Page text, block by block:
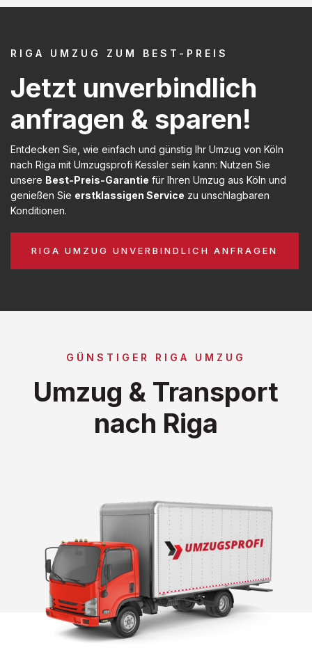
RIGA UMZUG ZUM BEST-PREIS
Jetzt unverbindlich
anfragen & sparen!
Entdecken Sie, wie einfach und günstig Ihr Umzug von Köln
nach Riga mit Umzugsprofi Kessler sein kann: Nutzen Sie
unsere Best-Preis-Garantie für Ihren Umzug aus Köln und
genießen Sie erstklassigen Service zu unschlagbaren
Konditionen.
RIGA UMZUG UNVERBINDLICH ANFRAGEN
GÜNSTIGER RIGA UMZUG
Umzug & Transport
nach Riga